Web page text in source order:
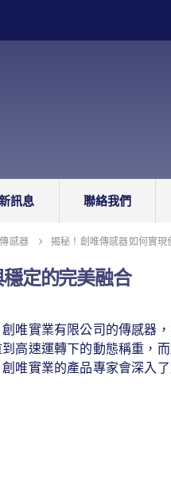
訊息 聯絡我們
傳感器 揭秘！創唯傳感器如何實
定的完美融合
唯實業有限公司的傳感器
高速運轉下的動態稱重，
唯實業的產品專家會深入